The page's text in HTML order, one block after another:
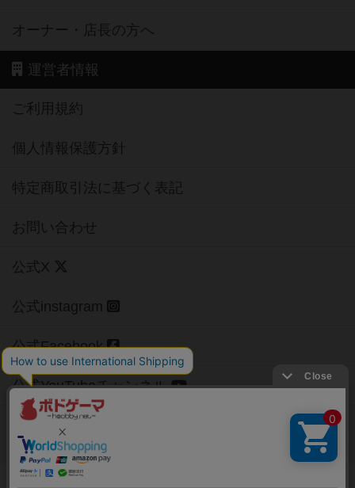
オーナー・店長の方へ
運営者情報
ご利用規約
個人情報保護方針
特定商取引法に基づく表記
お問い合わせ
公式X
公式instagram
公式Facebook
公式YouTubeチャンネル